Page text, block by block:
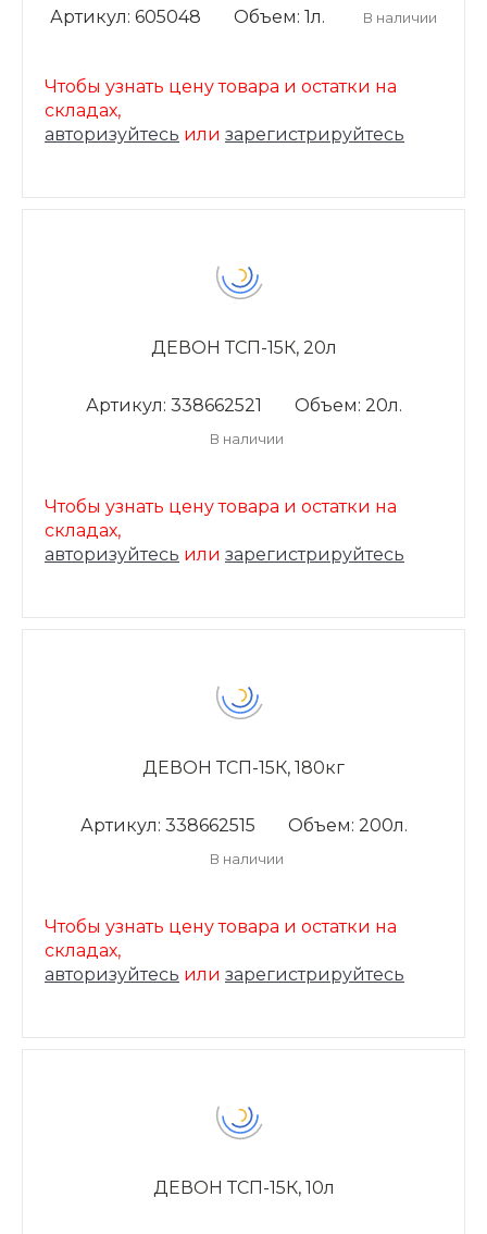
Артикул: 605048 Объем: 1л. В наличии
Чтобы узнать цену товара и остатки на
складах,
авторизуйтесь или зарегистрируйтесь
ДЕВОН ТСП-15К, 20л
Артикул: 338662521 Объем: 20л.
В наличии
Чтобы узнать цену товара и остатки на
складах,
авторизуйтесь или зарегистрируйтесь
ДЕВОН ТСП-15К, 180кг
Артикул: 338662515 Объем: 200л.
В наличии
Чтобы узнать цену товара и остатки на
складах,
авторизуйтесь или зарегистрируйтесь
ДЕВОН ТСП-15К, 10л